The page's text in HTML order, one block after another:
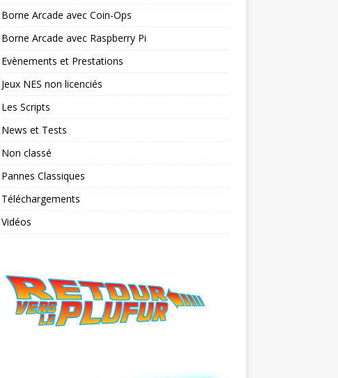
Borne Arcade avec Coin-Ops
Borne Arcade avec Raspberry Pi
Evènements et Prestations
Jeux NES non licenciés
Les Scripts
News et Tests
Non classé
Pannes Classiques
Téléchargements
Vidéos